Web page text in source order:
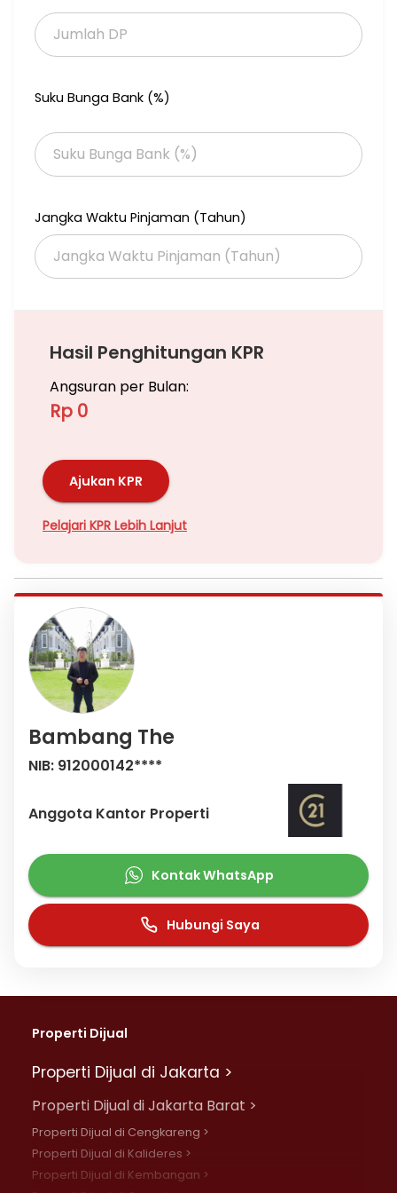
. Dekat Summarecon Mall
. Jalur Angkot
. Dekat dengan stasiun KA
. AksesTol Bekasi Barat
. Akses Tol Margahayu
Suku Bunga Bank (%)
Jangka Waktu Pinjaman (Tahun)
Hasil Penghitungan KPR
Angsuran per Bulan:
Rp 0
Ajukan KPR
Pelajari KPR Lebih Lanjut
Bambang The
NIB: 912000142****
Anggota Kantor Properti
Kontak WhatsApp
Hubungi Saya
Properti Dijual
Properti Dijual di Jakarta >
Properti Dijual di Jakarta Barat >
Properti Dijual di Cengkareng >
Properti Dijual di Kalideres >
Properti Dijual di Kembangan >